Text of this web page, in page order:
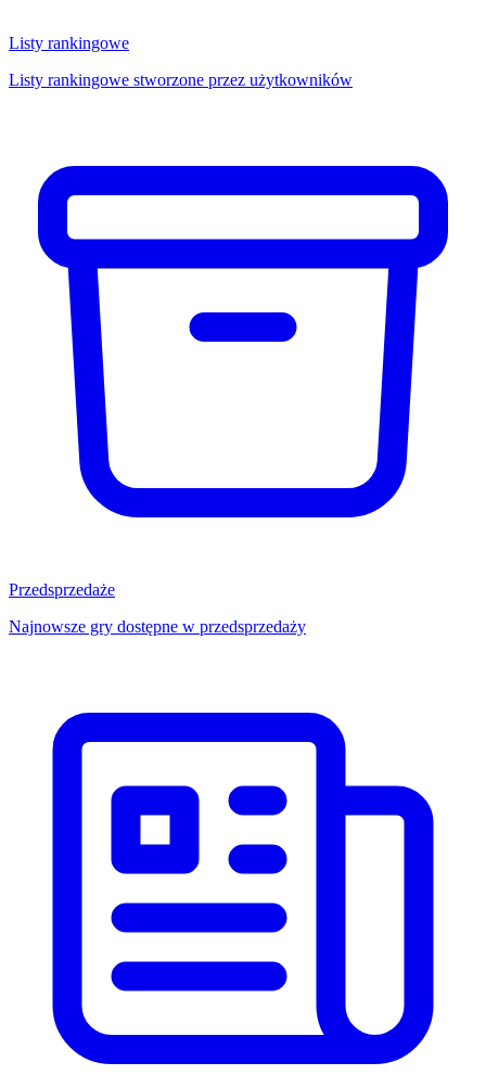
Listy rankingowe
Listy rankingowe stworzone przez użytkowników
Przedsprzedaże
Najnowsze gry dostępne w przedsprzedaży